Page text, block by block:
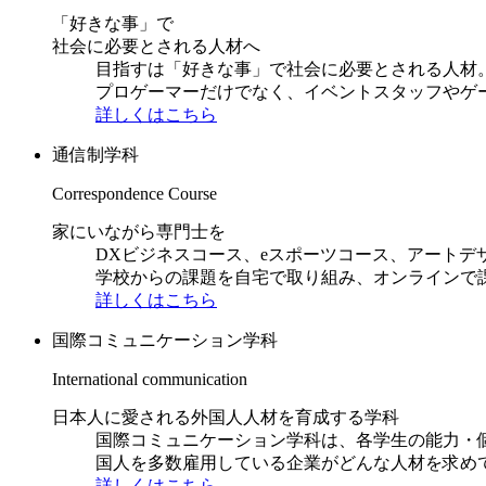
「好きな事」で
社会に必要とされる人材へ
目指すは「好きな事」で社会に必要とされる人
プロゲーマーだけでなく、イベントスタッフや
詳しくはこちら
通信制学科
Correspondence Course
家にいながら専門士を
DXビジネスコース、eスポーツコース、アートデ
学校からの課題を自宅で取り組み、オンラインで
詳しくはこちら
国際コミュニケーション学科
International communication
日本人に愛される外国人人材を育成する学科
国際コミュニケーション学科は、各学生の能力
国人を多数雇用している企業がどんな人材を求